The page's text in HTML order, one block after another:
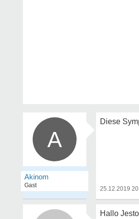
A
Akinom
Gast
Diese
25.12.2019